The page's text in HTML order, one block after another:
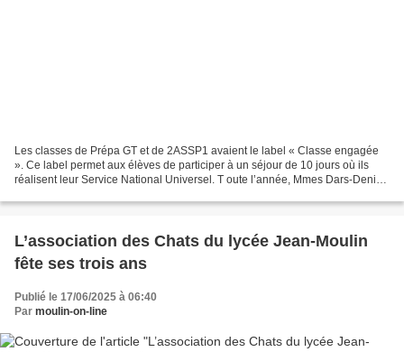
Les classes de Prépa GT et de 2ASSP1 avaient le label « Classe engagée
». Ce label permet aux élèves de participer à un séjour de 10 jours où ils
réalisent leur Service National Universel. T oute l’année, Mmes Dars-Denise
L’association des Chats du lycée Jean-Moulin
fête ses trois ans
Publié le 17/06/2025 à 06:40
Par moulin-on-line